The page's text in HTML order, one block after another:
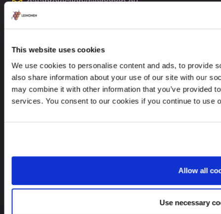
This website uses cookies
We use cookies to personalise content and ads, to provide
also share information about your use of our site with our
may combine it with other information that you’ve provided
services. You consent to our cookies if you continue to use
Allow all
Use necessary
Leinonen UAB
Lithuania